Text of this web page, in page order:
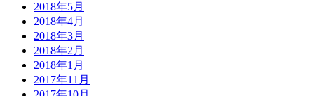
2018年5月
2018年4月
2018年3月
2018年2月
2018年1月
2017年11月